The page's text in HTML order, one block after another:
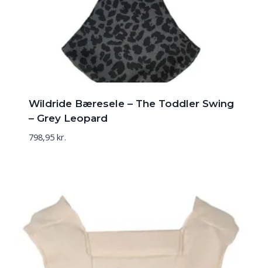
Wildride Bæresele – The Toddler Swing
– Grey Leopard
798,95 kr.